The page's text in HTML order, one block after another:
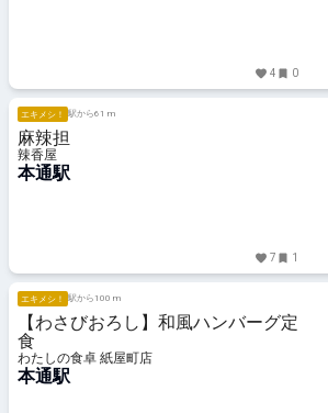
4 0
エキメシ！ 駅から61 m
麻辣担
辣香屋
本通駅
7 1
エキメシ！ 駅から100 m
【わさびおろし】和風ハンバーグ定
食
わたしの食卓 紙屋町店
本通駅